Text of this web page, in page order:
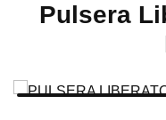
BLOG
Pulsera